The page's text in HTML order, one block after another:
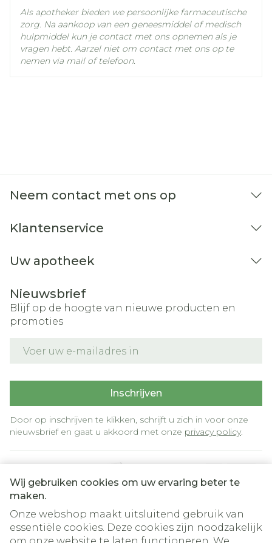
Wij gebruiken cookies om uw ervaring beter te
maken.
Onze webshop maakt uitsluitend gebruik van
essentiële cookies. Deze cookies zijn noodzakelijk
als u lijdt aan leverfalen en bewustzijnsverlies
(coma en precoma hepaticum) of ernstige
leverproblemen hebt
als u een kaliumtekort vertoont dat niet
reageert op de behandeling (hypokaliëmie),
Als apotheker bieden we persoonlijke farmaceutische
zorg. Na aankoop van een geneesmiddel of medisch
hulpmiddel kun je contact met ons opnemen als je
vragen hebt. Aarzel niet om contact met ons op te
nemen via mail of telefoon.
Neem contact met ons op
Klantenservice
Uw apotheek
Nieuwsbrief
Blijf op de hoogte van nieuwe producten en
promoties
Inschrijven
Door op inschrijven te klikken, schrijft u zich in voor onze
nieuwsbrief en gaat u akkoord met onze privacy policy.